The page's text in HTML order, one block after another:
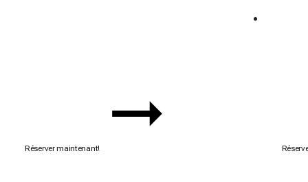
Réserver maintenant!